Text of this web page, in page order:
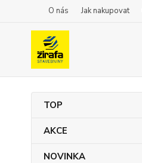
O nás Jak nakupovat
TOP
AKCE
NOVINKA